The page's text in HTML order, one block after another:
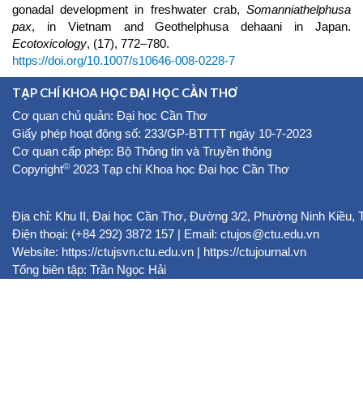
gonadal development in freshwater crab, Somanniathelphusa
pax, in Vietnam and Geothelphusa dehaani in Japan.
Ecotoxicology, (17), 772–780.
https://doi.org/10.1007/s10646-008-0228-7
TẠP CHÍ KHOA HỌC ĐẠI HỌC CẦN THƠ
Cơ quan chủ quản: Đại học Cần Thơ
Giấy phép hoạt động số: 233/GP-BTTTT ngày 10-7-2023
Cơ quan cấp phép: Bộ Thông tin và Truyền thông
Copyright© 2023 Tạp chí Khoa học Đại học Cần Thơ
Địa chỉ: Khu II, Đại học Cần Thơ, Đường 3/2, Phường Ninh Kiều,
Điện thoại: (+84 292) 3872 157 | Email: ctujos@ctu.edu.vn
Website: https://ctujsvn.ctu.edu.vn | https://ctujournal.vn
Tổng biên tập: Trần Ngọc Hải